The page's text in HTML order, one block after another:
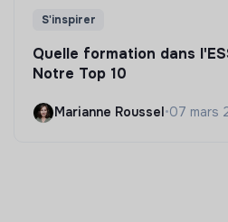
S'inspirer
Quelle formation dans
Notre Top 10
Marianne Roussel •07 mars